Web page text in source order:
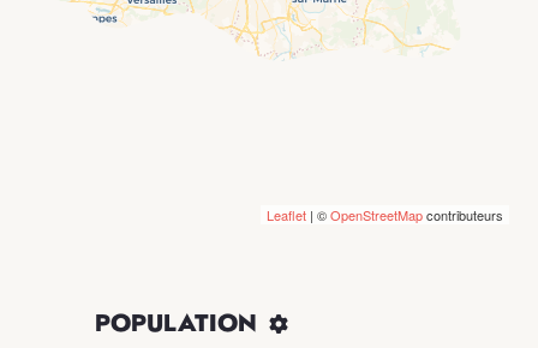
Leaflet | ©OpenStreetMapcontributeurs
POPULATION 